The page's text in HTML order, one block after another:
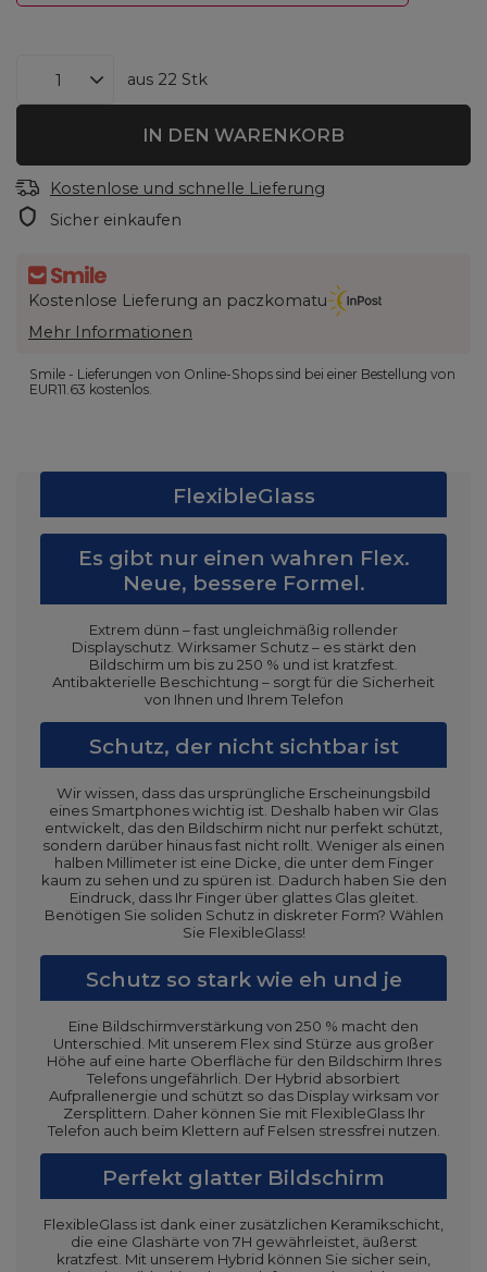
aus 22 Stk
IN DEN WARENKORB
Kostenlose und schnelle Lieferung
Sicher einkaufen
Kostenlose Lieferung an paczkomatu
Mehr Informationen
Smile - Lieferungen von Online-Shops sind bei einer Bestellung von
EUR11.63 kostenlos.
FlexibleGlass
Es gibt nur einen wahren Flex.
Neue, bessere Formel.
Extrem dünn – fast ungleichmäßig rollender
Displayschutz. Wirksamer Schutz – es stärkt den
Bildschirm um bis zu 250 % und ist kratzfest.
Antibakterielle Beschichtung – sorgt für die Sicherheit
von Ihnen und Ihrem Telefon
Schutz, der nicht sichtbar ist
Wir wissen, dass das ursprüngliche Erscheinungsbild
eines Smartphones wichtig ist. Deshalb haben wir Glas
entwickelt, das den Bildschirm nicht nur perfekt schützt,
sondern darüber hinaus fast nicht rollt. Weniger als einen
halben Millimeter ist eine Dicke, die unter dem Finger
kaum zu sehen und zu spüren ist. Dadurch haben Sie den
Eindruck, dass Ihr Finger über glattes Glas gleitet.
Benötigen Sie soliden Schutz in diskreter Form? Wählen
Sie FlexibleGlass!
Schutz so stark wie eh und je
Eine Bildschirmverstärkung von 250 % macht den
Unterschied. Mit unserem Flex sind Stürze aus großer
Höhe auf eine harte Oberfläche für den Bildschirm Ihres
Telefons ungefährlich. Der Hybrid absorbiert
Aufprallenergie und schützt so das Display wirksam vor
Zersplittern. Daher können Sie mit FlexibleGlass Ihr
Telefon auch beim Klettern auf Felsen stressfrei nutzen.
Perfekt glatter Bildschirm
FlexibleGlass ist dank einer zusätzlichen Keramikschicht,
die eine Glashärte von 7H gewährleistet, äußerst
kratzfest. Mit unserem Hybrid können Sie sicher sein,